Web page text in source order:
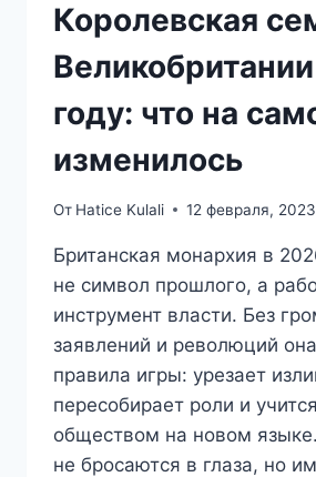
Королевская
году: что на
изменилось
От Hatice Kulali 12 февраля, 2023
Британская монархия в
не символ прошлого, а
инструмент власти. Без
заявлений и революций
правила игры: урезает
пересобирает роли и
обществом на новом
не бросаются в глаза, но